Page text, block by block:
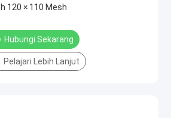
120 × 110 Mesh
Hubungi Sekarang
Pelajari Lebih Lanjut